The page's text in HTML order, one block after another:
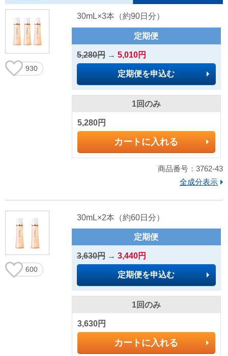
930
30mL×3本（約90日分）
定期便
5,280円→ 5,010円
定期便を申込む
1回のみ
5,280円
カートに入れる
商品番号：3762-43
全成分表示
600
30mL×2本（約60日分）
定期便
3,630円→ 3,440円
定期便を申込む
1回のみ
3,630円
カートに入れる